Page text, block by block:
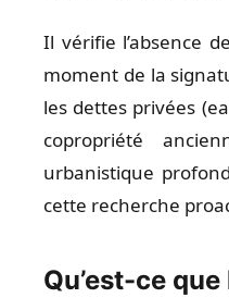
Il vérifie l’absence
moment de la
les dettes privées
copropriété
urbanistique
cette recherche
Qu’est-ce que